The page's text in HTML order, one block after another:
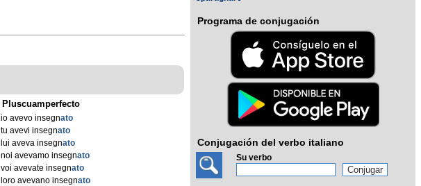
Pluscuamperfecto
io avevo insegnato
tu avevi insegnato
lui aveva insegnato
noi avevamo insegnato
voi avevate insegnato
loro avevano insegnato
Programa de conjugación
Conjugación del verbo italiano
Su verbo